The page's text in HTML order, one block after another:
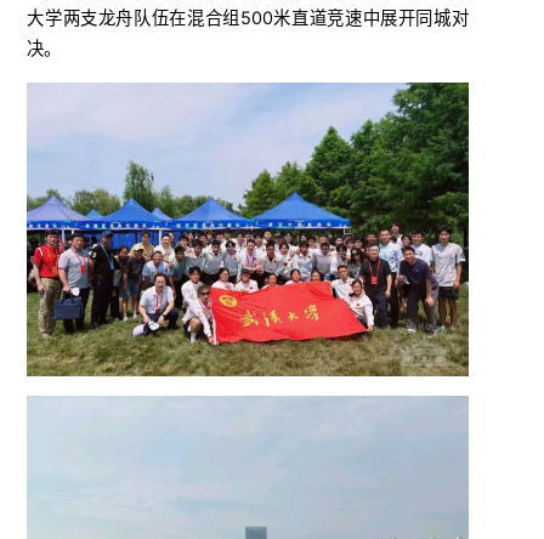
大学两支龙舟队伍在混合组500米直道竞速中展开同城对
决。